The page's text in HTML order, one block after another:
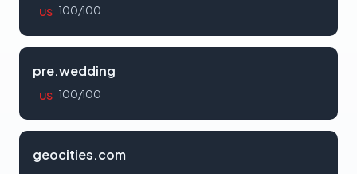
US 100/100
pre.wedding
US 100/100
geocities.com